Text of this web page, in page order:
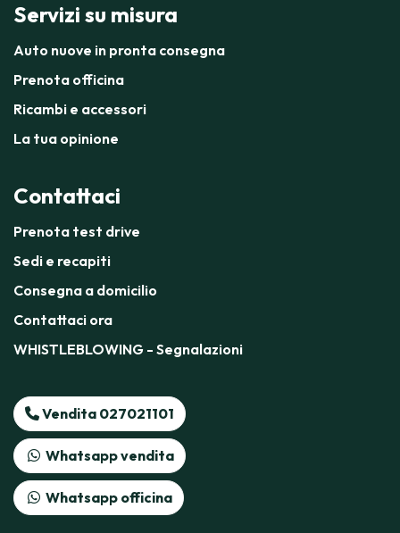
Servizi su misura
Auto nuove in pronta consegna
Prenota officina
Ricambi e accessori
La tua opinione
Contattaci
Prenota test drive
Sedi e recapiti
Consegna a domicilio
Contattaci ora
WHISTLEBLOWING - Segnalazioni
Vendita 027021101
Whatsapp vendita
Whatsapp officina